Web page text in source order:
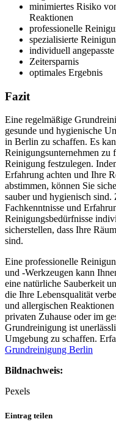
minimiertes Risiko
Reaktionen
professionelle
spezialisierte
individuell
Zeitersparnis
optimales Ergebnis
Fazit
Eine regelmäßige
gesunde und hygienische
in Berlin zu schaffen. Es
Reinigungsunternehmen
Reinigung festzulegen.
Erfahrung achten und Ihre
abstimmen, können Sie
sauber und hygienisch
Fachkenntnisse und
Reinigungsbedürfnisse
sicherstellen, dass Ihre
sind.
Eine professionelle
und -Werkzeugen kann
eine natürliche Sauberkeit
die Ihre Lebensqualität
und allergischen
privaten Zuhause oder im
Grundreinigung ist
Umgebung zu schaffen.
Grundreinigung Berlin
Bildnachweis:
Pexels
Eintrag teilen